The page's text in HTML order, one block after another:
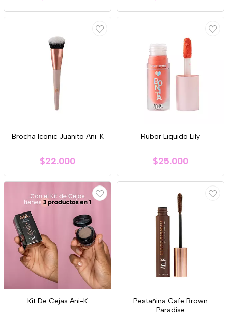
Brocha Iconic Juanito Ani-K
$22.000
Rubor Liquido Lily
$25.000
Kit De Cejas Ani-K
Pestañina Cafe Brown
Paradise